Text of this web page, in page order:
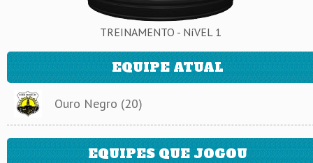
TREINAMENTO - NíVEL 1
EQUIPE ATUAL
Ouro Negro (20)
EQUIPES QUE JOGOU